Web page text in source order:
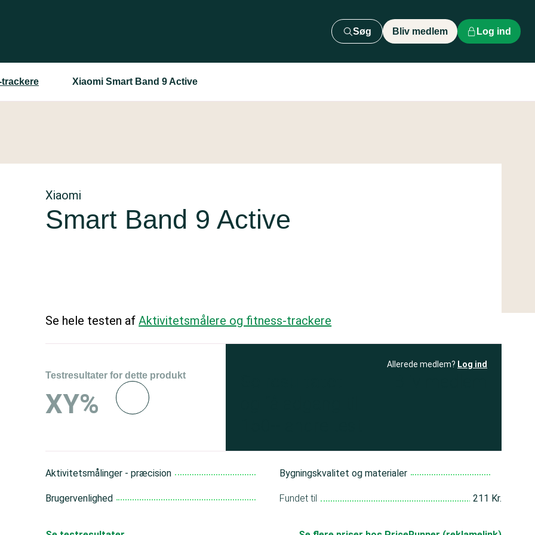
Søg Bliv medlem Log ind
Xiaomi Smart Band 9 Active
Xiaomi
Smart Band 9 Active
Se hele testen afAktivitetsmålere og fitness-trackere
Testresultater for dette produkt
XY%
Allerede medlem? Log ind
Aktivitetsmålinger - præcision
Brugervenlighed
Bygningskvalitet og materialer
Fundet til 211 Kr.